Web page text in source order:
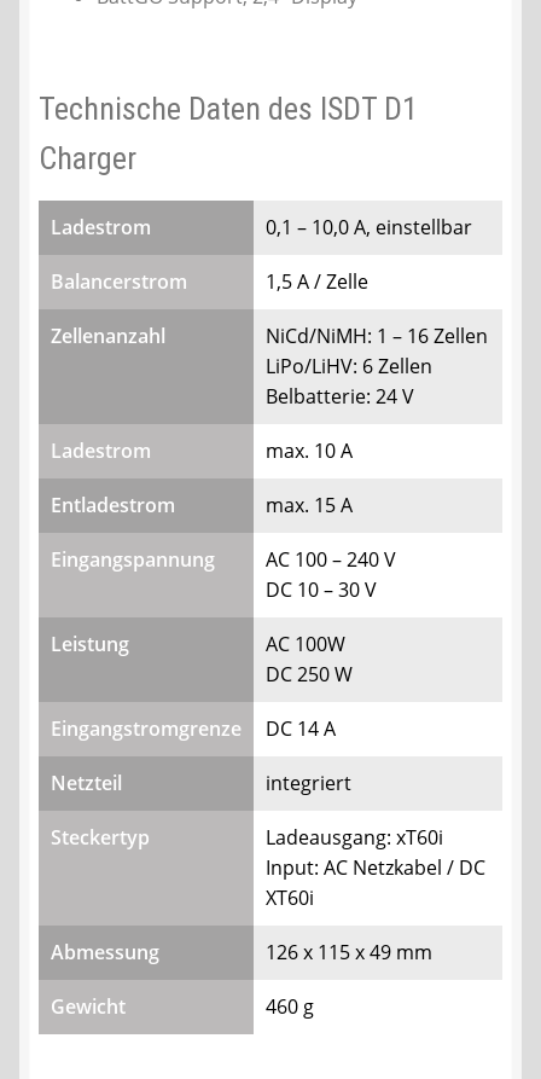
Technische Daten des ISDT D1
Charger
Ladestrom 0,1 – 10,0 A, einstellbar
Balancerstrom 1,5 A / Zelle
Zellenanzahl
NiCd/NiMH: 1 – 16 Zellen
LiPo/LiHV: 6 Zellen
Belbatterie: 24 V
Ladestrom max. 10 A
Entladestrom max. 15 A
Eingangspannung
AC 100 – 240 V
DC 10 – 30 V
Leistung
AC 100W
DC 250 W
Eingangstromgrenze DC 14 A
Netzteil integriert
Steckertyp
Ladeausgang: xT60i
Input: AC Netzkabel / DC
XT60i
Abmessung 126 x 115 x 49 mm
Gewicht 460 g